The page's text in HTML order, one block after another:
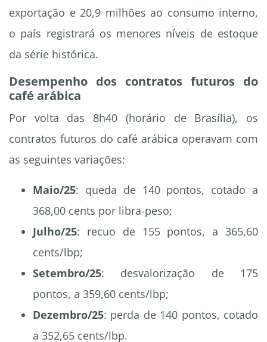
exportação e 20,9 milhões ao consumo interno,
o país registrará os menores níveis de estoque
da série histórica.
Desempenho dos contratos futuros do
café arábica
Por volta das 8h40 (horário de Brasília), os
contratos futuros do café arábica operavam com
as seguintes variações:
Maio/25: queda de 140 pontos, cotado a
368,00 cents por libra-peso;
Julho/25: recuo de 155 pontos, a 365,60
cents/lbp;
Setembro/25: desvalorização de 175
pontos, a 359,60 cents/lbp;
Dezembro/25: perda de 140 pontos, cotado
a 352,65 cents/lbp.